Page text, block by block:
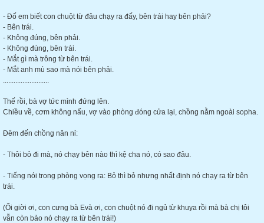
- Đố em biết con chuột từ đâu chạy ra đấy, bên trái hay bên phải?
- Bên trái.
- Không đúng, bên phải.
- Không đúng, bên trái.
- Mắt gì mà trông từ bên trái.
- Mắt anh mù sao mà nói bên phải.
..........................
Thế rồi, bà vợ tức mình đứng lên.
Chiều về, cơm không nấu, vợ vào phòng đóng cửa lại, chồng nằm ngoài sopha.
Đêm đến chồng năn nỉ:
- Thôi bỏ đi mà, nó chạy bên nào thì kệ cha nó, có sao đâu.
- Tiếng nói trong phòng vọng ra: Bỏ thì bỏ nhưng nhất định nó chạy ra từ bên
trái.
(Ối giời ơi, con cưng bà Evà ơi, con chuột nó đi ngủ từ khuya rồi mà bà chị tôi
vẫn còn bảo nó chạy ra từ bên trái!)